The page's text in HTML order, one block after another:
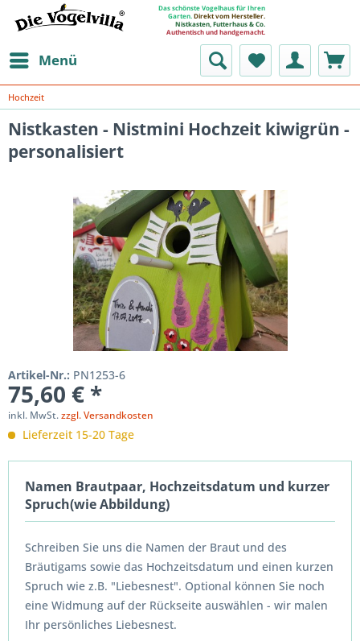
Das schönste Vogelhaus für Ihren
Garten. Direkt vom Hersteller.
Nistkasten, Futterhaus & Co.
Authentisch und handgemacht.
Menü
Hochzeit
Nistkasten - Nistmini Hochzeit kiwigrün -
personalisiert
Artikel-Nr.: PN1253-6
75,60 € *
inkl. MwSt.zzgl. Versandkosten
Lieferzeit 15-20 Tage
Namen Brautpaar, Hochzeitsdatum und kurzer
Spruch(wie Abbildung)
Schreiben Sie uns die Namen der Braut und des
Bräutigams sowie das Hochzeitsdatum und einen kurzen
Spruch wie z.B. "Liebesnest". Optional können Sie noch
eine Widmung auf der Rückseite auswählen - wir malen
Ihr persönliches Liebesnest.